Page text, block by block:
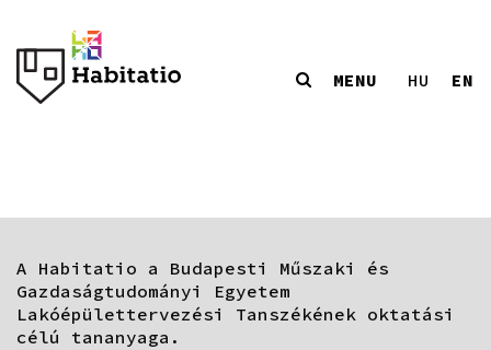
MENU HU EN
A Habitatio a Budapesti Műszaki és
Gazdaságtudományi Egyetem
Lakóépülettervezési Tanszékének oktatási
célú tananyaga.